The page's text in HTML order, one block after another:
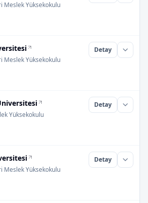
Meslek Yüksekokulu
Meslek Yüksekokulu
Detay
Yüksekokulu
Detay
Meslek Yüksekokulu
Detay